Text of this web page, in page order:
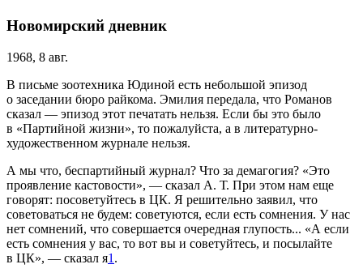
Новомирский дневник
1968, 8 авг.
В письме зоотехника Юдиной есть небольшой эпизод
о заседании бюро райкома. Эмилия передала, что Романов
сказал — эпизод этот печатать нельзя. Если бы это было
в «Партийной жизни», то пожалуйста, а в литературно-
художественном журнале нельзя.
А мы что, беспартийный журнал? Что за демагогия? «Это
проявление кастовости», — сказал А. Т. При этом нам еще
говорят: посоветуйтесь в ЦК. Я решительно заявил, что
советоваться не будем: советуются, если есть сомнения. У нас
нет сомнений, что совершается очередная глупость... «А если
есть сомнения у вас, то вот вы и советуйтесь, и посылайте
в ЦК», — сказал я1 .